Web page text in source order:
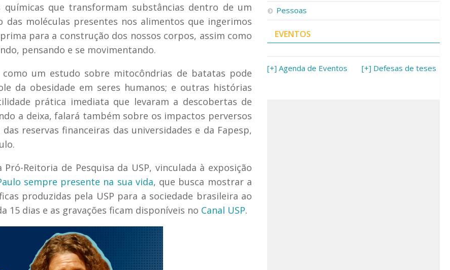
que transformam substâncias dentro de um
moléculas presentes nos alimentos que ingerimos
para a construção dos nossos corpos, assim como
pensando e se movimentando.
um estudo sobre mitocôndrias de batatas pode
da obesidade em seres humanos; e outras histórias
prática imediata que levaram a descobertas de
a deixa, falará também sobre os impactos perversos
reservas financeiras das universidades e da Fapesp,
Reitoria de Pesquisa da USP, vinculada à exposição
sempre presente na sua vida, que busca mostrar a
produzidas pela USP para a sociedade brasileira ao
15 dias e as gravações ficam disponíveis no Canal USP.
Pessoas
EVENTOS
[+] Agenda de Eventos [+] Defesas de teses